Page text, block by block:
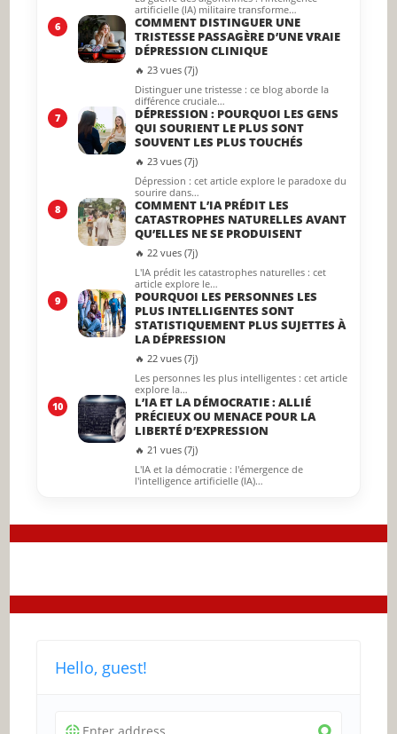
artificielle (IA) militaire transforme…
6
COMMENT DISTINGUER UNE
TRISTESSE PASSAGÈRE D’UNE VRAIE
DÉPRESSION CLINIQUE
🔥 23 vues (7j)
Distinguer une tristesse : ce blog aborde la
différence cruciale…
7
DÉPRESSION : POURQUOI LES GENS
QUI SOURIENT LE PLUS SONT
SOUVENT LES PLUS TOUCHÉS
🔥 23 vues (7j)
Dépression : cet article explore le paradoxe du
sourire dans…
8
COMMENT L’IA PRÉDIT LES
CATASTROPHES NATURELLES AVANT
QU’ELLES NE SE PRODUISENT
🔥 22 vues (7j)
L'IA prédit les catastrophes naturelles : cet
article explore le…
9
POURQUOI LES PERSONNES LES
PLUS INTELLIGENTES SONT
STATISTIQUEMENT PLUS SUJETTES À
LA DÉPRESSION
🔥 22 vues (7j)
Les personnes les plus intelligentes : cet article
explore la…
10
L’IA ET LA DÉMOCRATIE : ALLIÉ
PRÉCIEUX OU MENACE POUR LA
LIBERTÉ D’EXPRESSION
🔥 21 vues (7j)
L'IA et la démocratie : l'émergence de
l'intelligence artificielle (IA)…
Hello, guest!